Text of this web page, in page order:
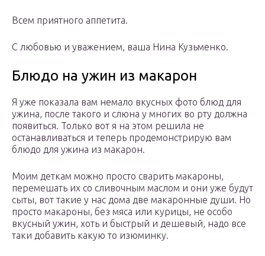
Всем приятного аппетита.
С любовью и уважением, ваша Нина Кузьменко.
Блюдо на ужин из макарон
Я уже показала вам немало вкусных фото блюд для
ужина, после такого и слюна у многих во рту должна
появиться. Только вот я на этом решила не
останавливаться и теперь продемонстрирую вам
блюдо для ужина из макарон.
Моим деткам можно просто сварить макароны,
перемешать их со сливочным маслом и они уже будут
сыты, вот такие у нас дома две макаронные души. Но
просто макароны, без мяса или курицы, не особо
вкусный ужин, хоть и быстрый и дешевый, надо все
таки добавить какую то изюминку.